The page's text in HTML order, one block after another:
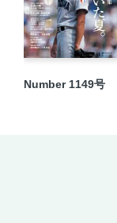
Number 1149号